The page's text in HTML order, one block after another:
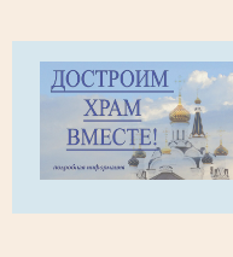
Строка
навигации
Объявления